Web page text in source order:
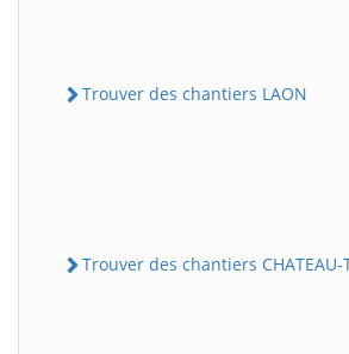
Trouver des chantiers LAON
Trouver des chantiers CHATEAU-